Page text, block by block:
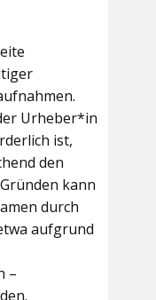
Urheber*in
ist,
den
kann
durch
aufgrund
–